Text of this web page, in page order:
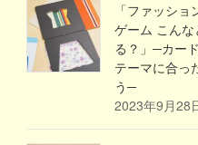
「ファッシ
ゲーム こん
る？」─カー
テーマに合っ
う─
2023年9月28